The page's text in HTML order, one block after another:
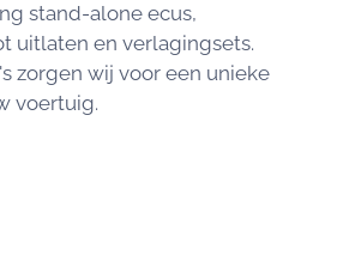
stand-alone ecus,
uitlaten en verlagingsets.
zorgen wij voor een unieke
voertuig.